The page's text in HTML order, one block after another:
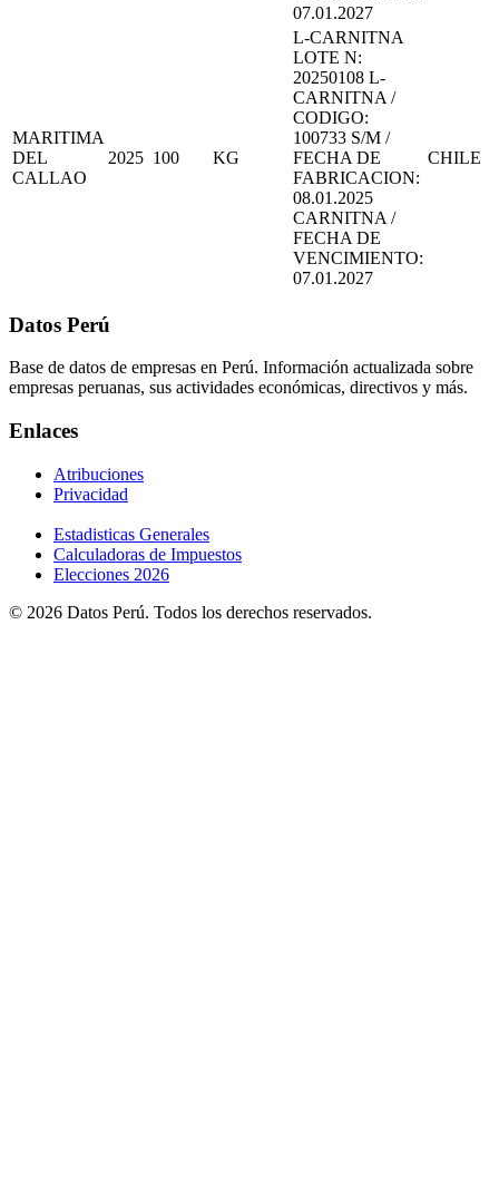
07.01.2027
MARITIMA
DEL
CALLAO
2025 100 KG
L-CARNITNA
LOTE N:
20250108 L-
CARNITNA /
CODIGO:
100733 S/M /
FECHA DE
FABRICACION:
08.01.2025
CARNITNA /
FECHA DE
VENCIMIENTO:
07.01.2027
CHILE
Datos Perú
Base de datos de empresas en Perú. Información actualizada sobre
empresas peruanas, sus actividades económicas, directivos y más.
Enlaces
Atribuciones
Privacidad
Estadisticas Generales
Calculadoras de Impuestos
Elecciones 2026
© 2026 Datos Perú. Todos los derechos reservados.